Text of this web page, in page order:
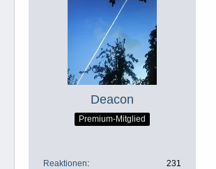
Deacon
Premium-Mitglied
Reaktionen
231